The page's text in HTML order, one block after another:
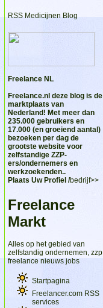
RSS Medicijnen Blog
Freelance NL
Freelance.nl deze blog is de
marktplaats van
Nederland! Met meer dan
235.000 gebruikers en
17.000 (en groeiend aantal)
bezoeken per dag de
grootste website voor
zelfstandige ZZP-
ers/ondernemers en
werkzoekenden..
Plaats Uw Profiel /bedrijf>>
Freelance
Markt
Alles op het gebied van
zelfstandig ondernemen, zzp
freelance nieuws jobs
Startpagina
Freelancer.com RSS
services